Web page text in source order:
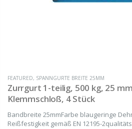
FEATURED, SPANNGURTE BREITE 25MM
Zurrgurt 1-teilig, 500 kg, 25
Klemmschloß, 4 Stück
Bandbreite 25mmFarbe blaugeringe
Reißfestigkeit gemäß EN 12195-